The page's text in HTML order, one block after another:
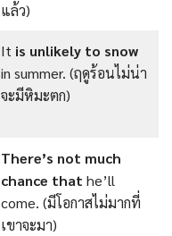
แล้ว)
It is unlikely to snow
in summer. (ฤดูร้อนไม่น่า
จะมีหิมะตก)
There’s not much
chance that he’ll
come. (มีโอกาสไม่มากที่
เขาจะมา)